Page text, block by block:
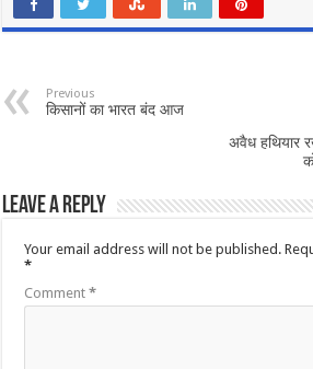
Previous
किसानों का भारत बंद आज
अवैध हथियार
Leave a Reply
Your email address will not be published.
*
Comment*